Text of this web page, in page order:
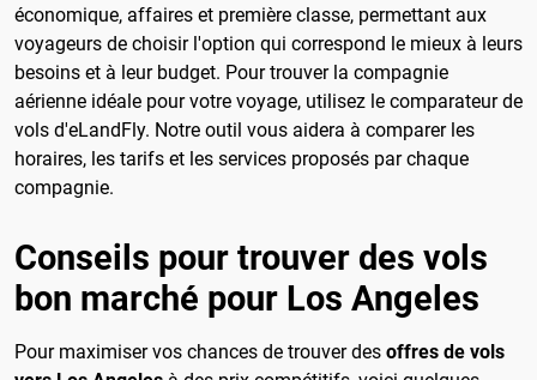
économique, affaires et première classe, permettant aux
voyageurs de choisir l'option qui correspond le mieux à leurs
besoins et à leur budget. Pour trouver la compagnie
aérienne idéale pour votre voyage, utilisez le comparateur de
vols d'eLandFly. Notre outil vous aidera à comparer les
horaires, les tarifs et les services proposés par chaque
compagnie.
Conseils pour trouver des vols
bon marché pour Los Angeles
Pour maximiser vos chances de trouver des offres de vols